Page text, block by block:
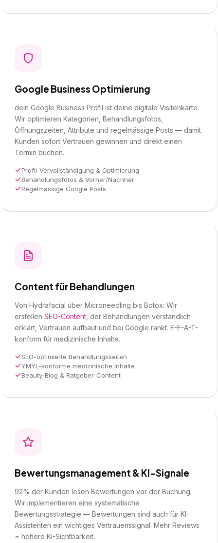
Google Business Optimierung
dein Google Business Profil ist deine digitale Visitenkarte.
Wir optimieren Kategorien, Behandlungsfotos,
Öffnungszeiten, Attribute und regelmässige Posts — damit
Kunden sofort Vertrauen gewinnen und direkt einen
Termin buchen.
Profil-Vervollständigung & Optimierung
Behandlungsfotos & Vorher/Nachher
Regelmässige Google Posts
Content für Behandlungen
Von Hydrafacial über Microneedling bis Botox: Wir
erstellen SEO-Content, der Behandlungen verständlich
erklärt, Vertrauen aufbaut und bei Google rankt. E-E-A-T-
konform für medizinische Inhalte.
SEO-optimierte Behandlungsseiten
YMYL-konforme medizinische Inhalte
Beauty-Blog & Ratgeber-Content
Bewertungsmanagement & KI-Signale
92% der Kunden lesen Bewertungen vor der Buchung.
Wir implementieren eine systematische
Bewertungsstrategie — Bewertungen sind auch für KI-
Assistenten ein wichtiges Vertrauenssignal. Mehr Reviews
= höhere KI-Sichtbarkeit.